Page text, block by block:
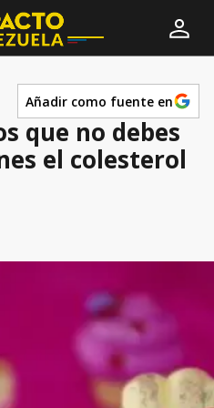
Añadir como fuente en
que no debes
el colesterol